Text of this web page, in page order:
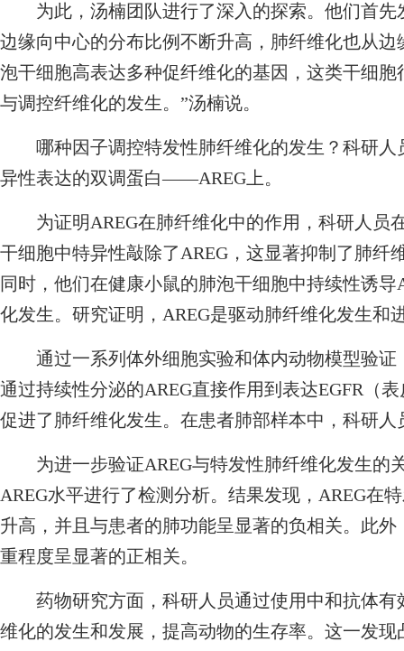
为此，汤楠团队进行了深入的探索。他们首先
边缘向中心的分布比例不断升高，肺纤维化也从
泡干细胞高表达多种促纤维化的基因，这类干细
与调控纤维化的发生。”汤楠说。
哪种因子调控特发性肺纤维化的发生？科研人
异性表达的双调蛋白——AREG上。
为证明AREG在肺纤维化中的作用，科研人员
干细胞中特异性敲除了AREG，这显著抑制了肺纤
同时，他们在健康小鼠的肺泡干细胞中持续性诱
化发生。研究证明，AREG是驱动肺纤维化发生和
通过一系列体外细胞实验和体内动物模型验证
通过持续性分泌的AREG直接作用到表达EGFR（
促进了肺纤维化发生。在患者肺部样本中，科研
为进一步验证AREG与特发性肺纤维化发生的
AREG水平进行了检测分析。结果发现，AREG在
升高，并且与患者的肺功能呈显著的负相关。此
重程度呈显著的正相关。
药物研究方面，科研人员通过使用中和抗体有
维化的发生和发展，提高动物的生存率。这一发